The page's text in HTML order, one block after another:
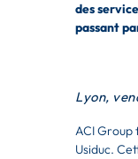
des
passant
Lyon,
ACI Group
Usiduc.